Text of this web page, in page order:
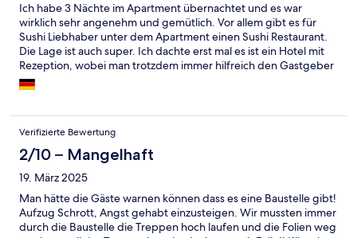
Ich habe 3 Nächte im Apartment übernachtet und es war
wirklich sehr angenehm und gemütlich. Vor allem gibt es für
Sushi Liebhaber unter dem Apartment einen Sushi Restaurant.
Die Lage ist auch super. Ich dachte erst mal es ist ein Hotel mit
Rezeption, wobei man trotzdem immer hilfreich den Gastgeber
kontaktieren konnte und es einem immer geholfen wurde. Sehr
empfehlenswert :)
Verifizierte Bewertung
2/10 – Mangelhaft
19. März 2025
Man hätte die Gäste warnen können dass es eine Baustelle gibt!
Aufzug Schrott, Angst gehabt einzusteigen. Wir mussten immer
durch die Baustelle die Treppen hoch laufen und die Folien weg